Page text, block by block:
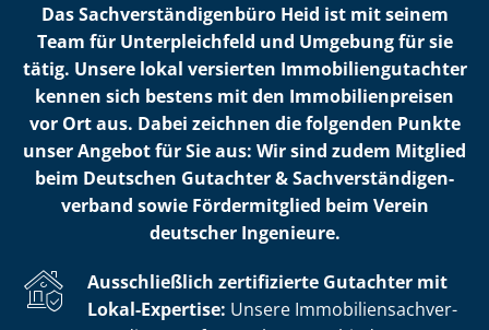
Das Sach­ver­stän­di­gen­bü­ro Heid ist mit seinem
Team für Unterpleichfeld und Umgebung für sie
tätig. Unsere lokal versierten Im­mo­bi­li­en­gut­ach­ter
kennen sich bestens mit den Im­mo­bi­li­en­prei­sen
vor Ort aus. Dabei zeichnen die folgenden Punkte
unser Angebot für Sie aus: Wir sind zudem Mitglied
beim Deutschen Gutachter & Sach­ver­stän­di­gen­
ver­band sowie Fördermitglied beim Verein
deutscher Ingenieure.
Ausschließlich zertifizierte Gutachter mit
Lokal-Expertise: Unsere Im­mo­bi­li­en­sach­ver­